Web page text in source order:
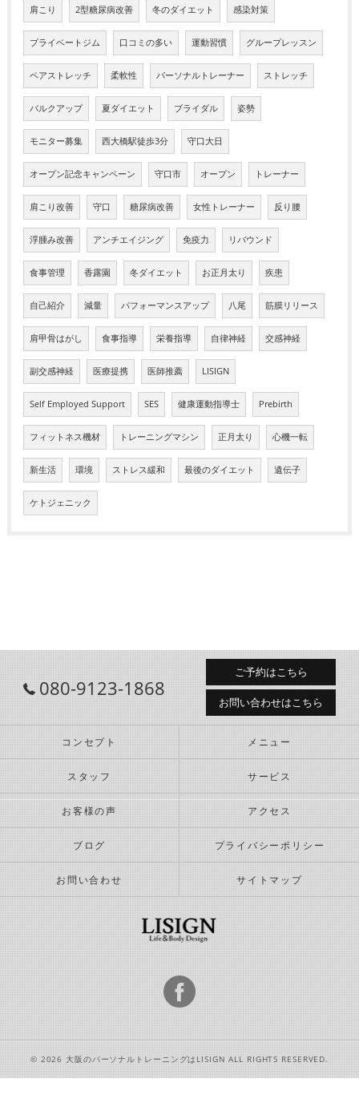
肩こり 2型糖尿病改善 冬のダイエット 感染対策
プライベートジム 口コミの多い 運動習慣 グループレッスン
ペアストレッチ 柔軟性 パーソナルトレーナー ストレッチ
バルクアップ 夏ダイエット ブライダル 姿勢
モニター募集 西大橋駅徒歩3分 守口大日
オープン記念キャンペーン 守口市 オープン トレーナー
肩こり改善 守口 糖尿病改善 女性トレーナー 反り腰
浮腫み改善 アンチエイジング 免疫力 リバウンド
食事管理 香露園 冬ダイエット お正月太り 疾患
自己紹介 減量 パフォーマンスアップ 八尾 筋膜リリース
肩甲骨はがし 食事指導 栄養指導 自律神経 交感神経
副交感神経 医療提携 医師推薦 LISIGN
Self Employed Support SES 健康運動指導士 Prebirth
フィットネス機材 トレーニングマシン 正月太り 心機一転
新生活 環境 ストレス緩和 最後のダイエット 遺伝子
ケトジェニック
080-9123-1868
ご予約はこちら
お問い合わせはこちら
コンセプト メニュー
スタッフ サービス
お客様の声 アクセス
ブログ プライバシーポリシー
お問い合わせ サイトマップ
© 2026 大阪のパーソナルトレーニングはLISIGN ALL RIGHTS RESERVED.